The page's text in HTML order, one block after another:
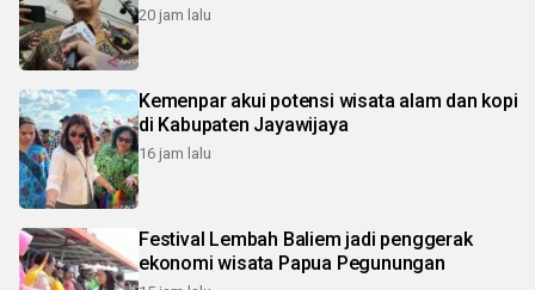
20 jam lalu
Kemenpar akui potensi wisata alam dan kopi
di Kabupaten Jayawijaya
16 jam lalu
Festival Lembah Baliem jadi penggerak
ekonomi wisata Papua Pegunungan